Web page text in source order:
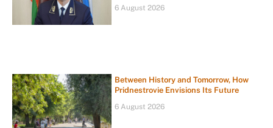
6 August 2026
Between History and Tomorrow, How
Pridnestrovie Envisions Its Future
6 August 2026